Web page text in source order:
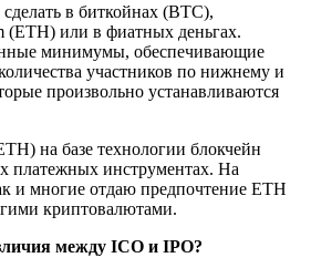
в биткойнах (BTC),
(ETH) или в фиатных деньгах.
минимумы, обеспечивающие
участников по нижнему и
произвольно устанавливаются
на базе технологии блокчейн
платежных инструментах. На
и многие отдаю предпочтение ETH
криптовалютами.
между ICO и IPO?